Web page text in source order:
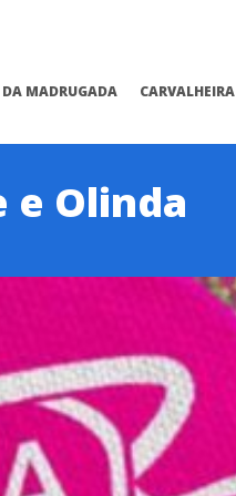
DA MADRUGADA CARVALHEIRA
e Olinda